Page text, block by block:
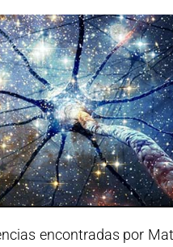
encontradas por